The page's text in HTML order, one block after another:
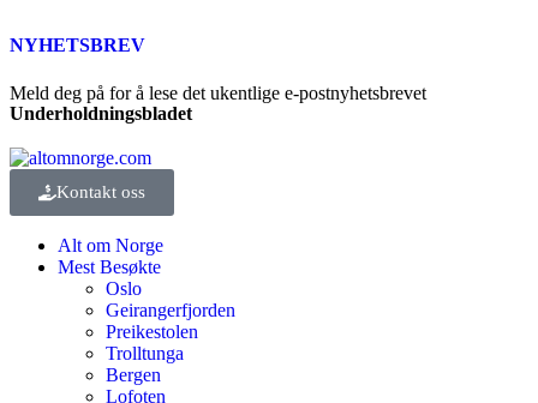
NYHETSBREV
Meld deg på for å lese det ukentlige e-postnyhetsbrevet
Underholdningsbladet
Kontakt oss
Alt om Norge
Mest Besøkte
Oslo
Geirangerfjorden
Preikestolen
Trolltunga
Bergen
Lofoten